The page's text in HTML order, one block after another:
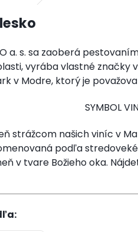
a. s. sa zaoberá
vyrába vlastné značky
v Modre, ktorý je
SYMBOL
strážcom našich viníc v
podľa
v tvare Božieho oka.